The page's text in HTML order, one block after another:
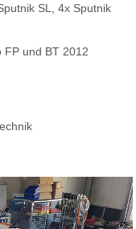
SL, 4x Sputnik
FP und BT 2012